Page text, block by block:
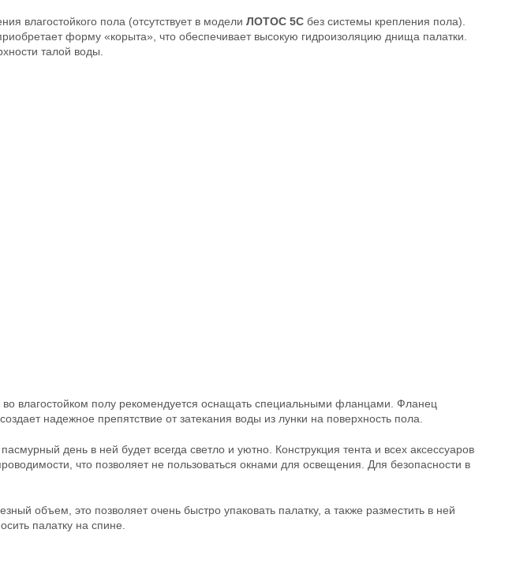
влагостойкого пола (отсутствует в модели ЛОТОС 5С без системы крепления пола).
форму «корыта», что обеспечивает высокую гидроизоляцию днища палатки.
талой воды.
влагостойком полу рекомендуется оснащать специальными фланцами. Фланец
надежное препятствие от затекания воды из лунки на поверхность пола.
день в ней будет всегда светло и уютно. Конструкция тента и всех аксессуаров
что позволяет не пользоваться окнами для освещения. Для безопасности в
объем, это позволяет очень быстро упаковать палатку, а также разместить в ней
палатку на спине.